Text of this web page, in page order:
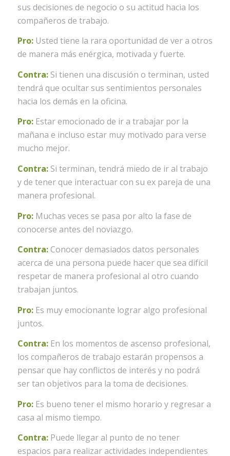
sus decisiones de negocio o su actitud hacia los
compañeros de trabajo.
Pro:Usted tiene la rara oportunidad de ver a otros
de manera más enérgica, motivada y fuerte.
Contra:Si tienen una discusión o terminan, usted
tendrá que ocultar sus sentimientos personales
hacia los demás en la oficina.
Pro:Estar emocionado de ir a trabajar por la
mañana e incluso estar muy motivado para verse
mucho mejor.
Contra:Si terminan, tendrá miedo de ir al trabajo
y de tener que interactuar con su ex pareja de una
manera profesional.
Pro:Muchas veces se pasa por alto la fase de
conocerse antes del noviazgo.
Contra:Conocer demasiados datos personales
acerca de una persona puede hacer que sea difícil
respetar de manera profesional al otro cuando
trabajan juntos.
Pro:Es muy emocionante lograr algo profesional
juntos.
Contra:En los momentos de ascenso profesional,
los compañeros de trabajo estarán propensos a
pensar que hay conflictos de interés y no podrá
ser tan objetivos para la toma de decisiones.
Pro:Es bueno tener el mismo horario y regresar a
casa al mismo tiempo.
Contra:Puede llegar al punto de no tener
espacios para realizar actividades independientes